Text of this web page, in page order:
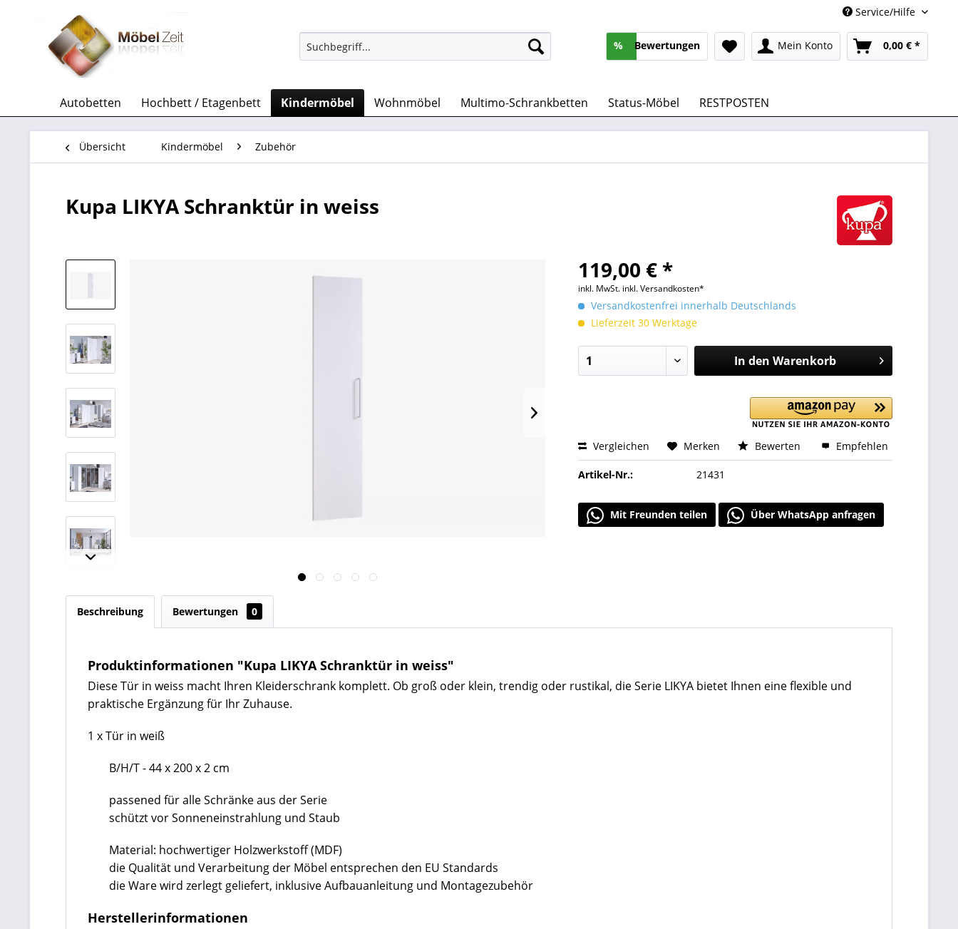
Service/Hilfe
% Bewertungen Mein Konto 0,00 € *
Autobetten Hochbett / Etagenbett Kindermöbel Wohnmöbel Multimo-Schrankbetten Status-Möbel RESTPOSTEN
Übersicht Kindermöbel Zubehör
Kupa LIKYA Schranktür in weiss
119,00 € *
inkl. MwSt. inkl. Versandkosten*
Versandkostenfrei innerhalb Deutschlands
Lieferzeit 30 Werktage
In den Warenkorb
Vergleichen Merken Bewerten Empfehlen
Artikel-Nr.: 21431
Mit Freunden teilen Über WhatsApp anfragen
Beschreibung Bewertungen 0
Produktinformationen "Kupa LIKYA Schranktür in weiss"
Diese Tür in weiss macht Ihren Kleiderschrank komplett. Ob groß oder klein, trendig oder rustikal, die Serie LIKYA bietet Ihnen eine flexible und
praktische Ergänzung für Ihr Zuhause.
1 x Tür in weiß
B/H/T - 44 x 200 x 2 cm
passened für alle Schränke aus der Serie
schützt vor Sonneneinstrahlung und Staub
Material: hochwertiger Holzwerkstoff (MDF)
die Qualität und Verarbeitung der Möbel entsprechen den EU Standards
die Ware wird zerlegt geliefert, inklusive Aufbauanleitung und Montagezubehör
Herstellerinformationen